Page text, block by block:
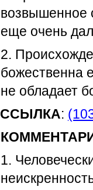
возвышенное
еще очень
2.
божественна
не обладает
ССЫЛКА:
1.